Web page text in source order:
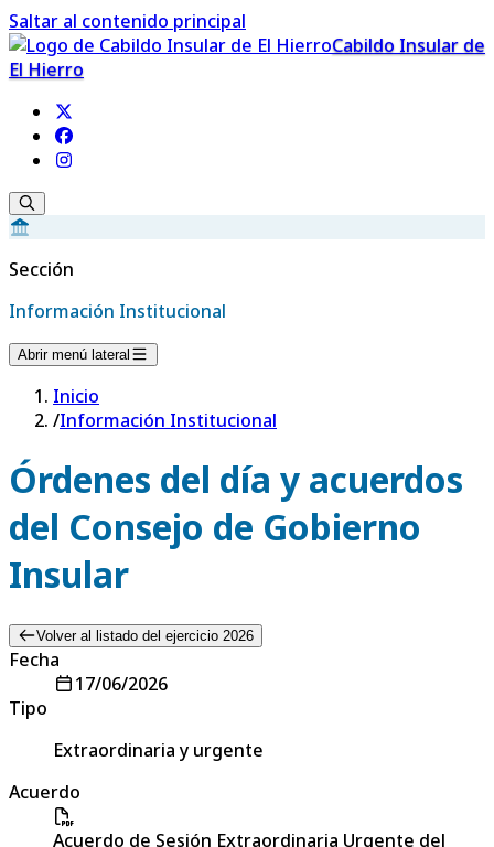
Saltar al contenido principal
Cabildo Insular de
El Hierro
Sección
Información Institucional
Abrir menú lateral
Inicio
/Información Institucional
Órdenes del día y acuerdos
del Consejo de Gobierno
Insular
Volver al listado del ejercicio 2026
Fecha
17/06/2026
Tipo
Extraordinaria y urgente
Acuerdo
Acuerdo de Sesión Extraordinaria Urgente del